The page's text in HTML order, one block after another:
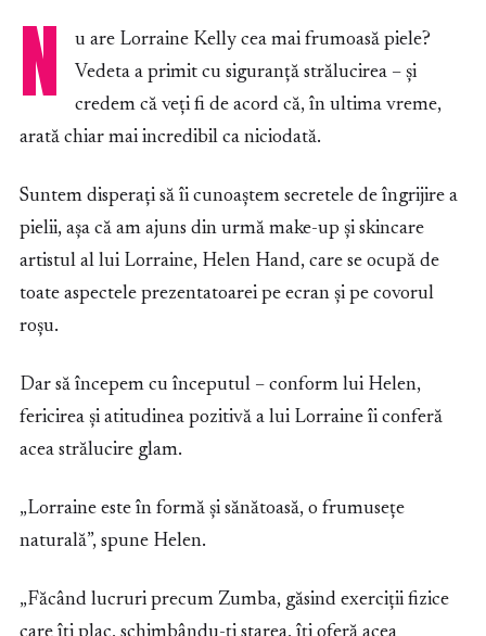
N
u are Lorraine Kelly cea mai frumoasă piele?
Vedeta a primit cu siguranță strălucirea – și
credem că veți fi de acord că, în ultima vreme,
arată chiar mai incredibil ca niciodată.
Suntem disperați să îi cunoaștem secretele de îngrijire a
pielii, așa că am ajuns din urmă make-up și skincare
artistul al lui Lorraine, Helen Hand, care se ocupă de
toate aspectele prezentatoarei pe ecran și pe covorul
roșu.
Dar să începem cu începutul – conform lui Helen,
fericirea și atitudinea pozitivă a lui Lorraine îi conferă
acea strălucire glam.
„Lorraine este în formă și sănătoasă, o frumusețe
naturală”, spune Helen.
„Făcând lucruri precum Zumba, găsind exerciții fizice